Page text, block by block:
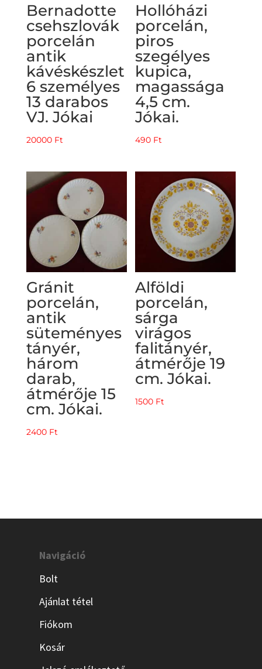
Bernadotte
csehszlovák
porcelán
antik
kávéskészlet
6 személyes
13 darabos
VJ. Jókai
20000 Ft
Hollóházi
porcelán,
piros
szegélyes
kupica,
magassága
4,5 cm.
Jókai.
490 Ft
Gránit
porcelán,
antik
süteményes
tányér,
három
darab,
átmérője 15
cm. Jókai.
2400 Ft
Alföldi
porcelán,
sárga
virágos
falitányér,
átmérője 19
cm. Jókai.
1500 Ft
Navigáció
Bolt
Ajánlat tétel
Fiókom
Kosár